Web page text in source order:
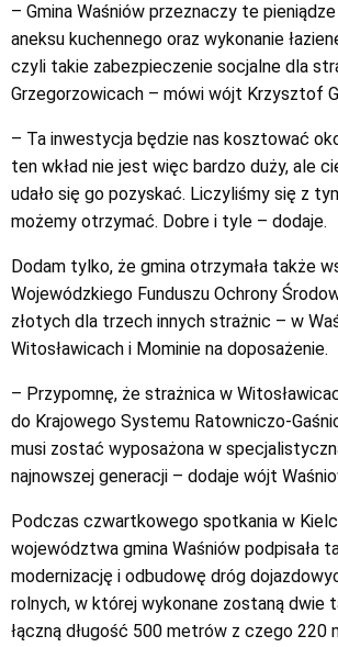
– Gmina Waśniów przeznaczy te
aneksu kuchennego oraz wykonanie
czyli takie zabezpieczenie socjalne dla
Grzegorzowicach – mówi wójt Krzysztof
– Ta inwestycja będzie nas kosztować
ten wkład nie jest więc bardzo duży, ale
udało się go pozyskać. Liczyliśmy się z
możemy otrzymać. Dobre i tyle – dodaje.
Dodam tylko, że gmina otrzymała także
Wojewódzkiego Funduszu Ochrony
złotych dla trzech innych strażnic – w
Witosławicach i Mominie na doposażenie.
– Przypomnę, że strażnica w
do Krajowego Systemu Ratowniczo-
musi zostać wyposażona w
najnowszej generacji – dodaje wójt
Podczas czwartkowego spotkania w
województwa gmina Waśniów podpisała
modernizację i odbudowę dróg
rolnych, w której wykonane zostaną dwie
łączną długość 500 metrów z czego 220